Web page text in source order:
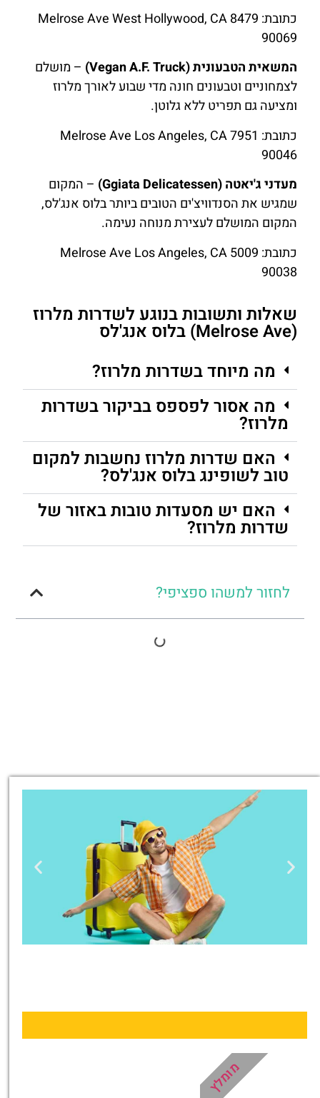
כתובת: 8479 Melrose Ave West Hollywood, CA
90069
המשאית הטבעונית (Vegan A.F. Truck)
– מושלם
לצמחוניים וטבעונים חונה מדי שבוע לאורך מלרוז
ומציעה גם תפריט ללא גלוטן.
כתובת: 7951 Melrose Ave Los Angeles, CA
90046
מעדני ג'יאטה (Ggiata Delicatessen)
– המקום
שמגיש את הסנדוויצ'ים הטובים ביותר בלוס אנג'לס,
המקום המושלם לעצירת מנוחה נעימה.
כתובת: 5009 Melrose Ave Los Angeles, CA
90038
שאלות ותשובות בנוגע לשדרות מלרוז
(Melrose Ave) בלוס אנג'לס
מה מיוחד בשדרות מלרוז?
מה אסור לפספס בביקור בשדרות
מלרוז?
האם שדרות מלרוז נחשבות למקום
טוב לשופינג בלוס אנג'לס?
האם יש מסעדות טובות באזור של
שדרות מלרוז?
לחזור למשהו ספציפי?
טיסה זולה?
פה!
מומלץ